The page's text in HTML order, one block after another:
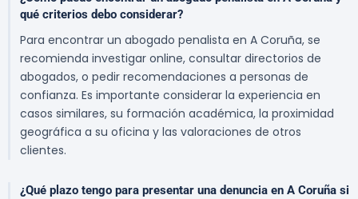
qué criterios debo considerar?
Para encontrar un abogado penalista en A Coruña, se
recomienda investigar online, consultar directorios de
abogados, o pedir recomendaciones a personas de
confianza. Es importante considerar la experiencia en
casos similares, su formación académica, la proximidad
geográfica a su oficina y las valoraciones de otros
clientes.
¿Qué plazo tengo para presentar una denuncia en A Coruña si